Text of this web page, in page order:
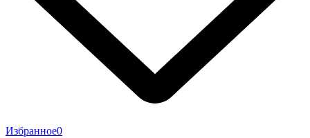
Избранное0